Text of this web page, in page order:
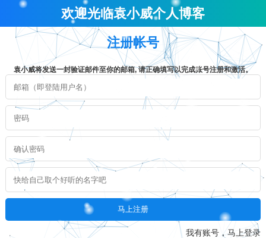
欢迎光临袁小威个人博客
注册帐号
袁小威将发送一封验证邮件至你的邮箱, 请正确填写以完成账号注册和激活。
我有账号，马上登录